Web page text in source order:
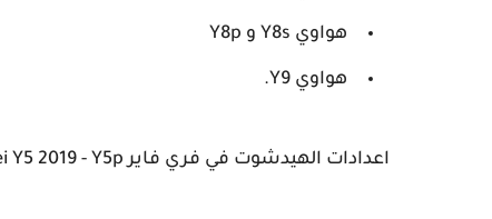
هواوي Y8s و Y8p
هواوي Y9.
اعدادات الهيدشوت في فري فاير Huawei Y5 2019 - Y5p